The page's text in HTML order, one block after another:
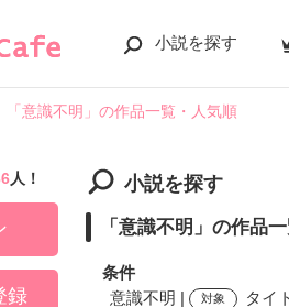
小説を探す
「意識不明」の作品一覧・人気順
小説を探す
「意識不明」の作品
条件
意識不明 |
対象 タイ
人！
録